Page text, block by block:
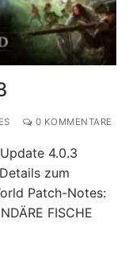
0 KOMMENTARE
4.0.3
zum
Patch-Notes:
FISCHE